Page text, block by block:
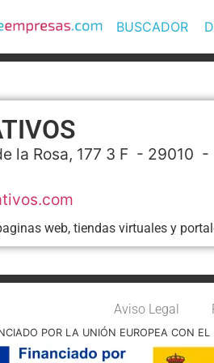
BUSCADOR
la Rosa, 177 3 F - 29010 -
web, tiendas virtuales y
Aviso Legal
POR LA UNIÓN EUROPEA CON